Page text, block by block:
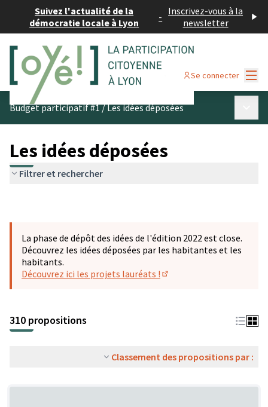
Suivez l'actualité de la
démocratie locale à Lyon
- Inscrivez-vous à la
newsletter
Se connecter
Budget participatif #1/Les idées déposées
Les idées déposées
Filtrer et rechercher
La phase de dépôt des idées de l'édition 2022 est close.
Découvrez les idées déposées par les habitantes et les
habitants.
Découvrez ici les projets lauréats !
310 propositions
Classement des propositions par :